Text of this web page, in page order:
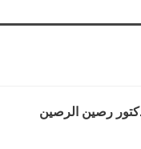
رصين الرصين